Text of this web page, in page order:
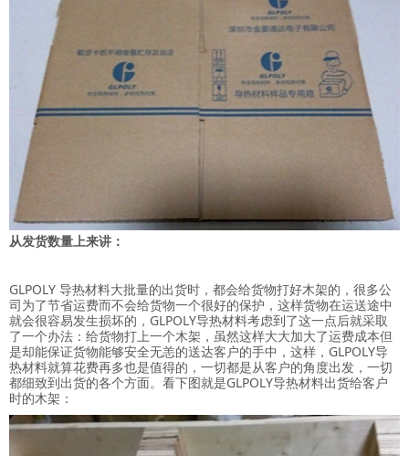
从发货数量上来讲：
GLPOLY 导热材料大批量的出货时，都会给货物打好木架的，很多公
司为了节省运费而不会给货物一个很好的保护，这样货物在运送途中
就会很容易发生损坏的，GLPOLY导热材料考虑到了这一点后就采取
了一个办法：给货物打上一个木架，虽然这样大大加大了运费成本但
是却能保证货物能够安全无恙的送达客户的手中，这样，GLPOLY导
热材料就算花费再多也是值得的，一切都是从客户的角度出发，一切
都细致到出货的各个方面。看下图就是GLPOLY导热材料出货给客户
时的木架：